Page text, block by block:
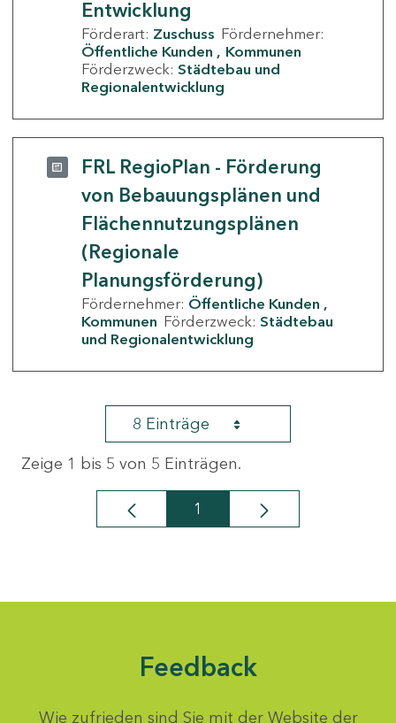
Entwicklung
Förderart: Zuschuss Fördernehmer:
Öffentliche Kunden
Kommunen
Förderzweck: Städtebau und
Regionalentwicklung
FRL RegioPlan - Förderung
von Bebauungsplänen und
Flächennutzungsplänen
(Regionale
Planungsförderung)
Fördernehmer: Öffentliche Kunden
Kommunen Förderzweck: Städtebau
und Regionalentwicklung
8 Einträge
Zeige 1 bis 5 von 5 Einträgen.
Seite
1
Feedback
Wie zufrieden sind Sie mit der Website der